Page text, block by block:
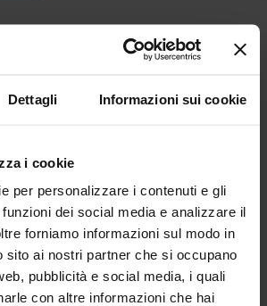
Dettagli Informazioni sui cookie
i cookie
per personalizzare i contenuti e gli
dei social media e analizzare il
forniamo informazioni sul modo in
sito ai nostri partner che si occupano
pubblicità e social media, i quali
con altre informazioni che hai
Consulenza Plotter